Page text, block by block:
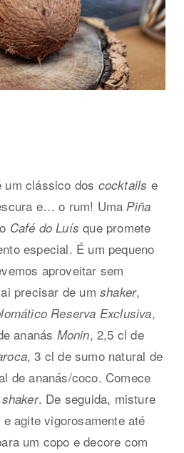
um clássico dos cocktails e
e… o rum! UmaPiña
Café do Luís que promete
especial. É um pequeno
aproveitar sem
precisar de umshaker,
Reserva Exclusiva,
ananás Monin, 2,5 cl de
, 3 cl de sumo natural de
de ananás/coco. Comece
shaker. De seguida, misture
agite vigorosamente até
um copo e decore com